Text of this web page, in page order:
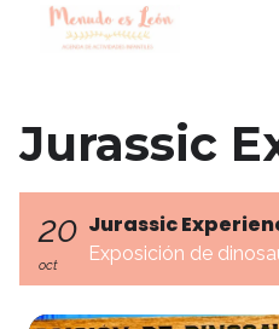
Jurassic
20
oct
Jurassic
Exposición de